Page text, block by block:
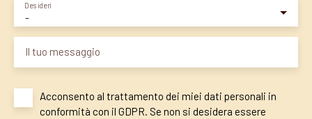
-
Desideri
Il tuo messaggio
Acconsento al trattamento dei miei dati personali in
conformità con il GDPR. Se non si desidera essere